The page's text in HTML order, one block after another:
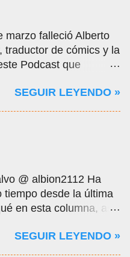
marzo falleció Alberto
traductor de cómics y la
Podcast que
que ven es una selfie
justo antes de que
por el Covid-
muchos
y ayudarme a
para visitar la Mole,
Alberto nos
grupos de yahoo, por
SEGUIR LEYENDO »
@ albion2112 Ha
tiempo desde la última
en esta columna, así
todavía más tiempo.
SEGUIR LEYENDO »